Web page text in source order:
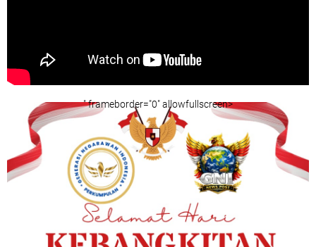
" frameborder="0" allowfullscreen>